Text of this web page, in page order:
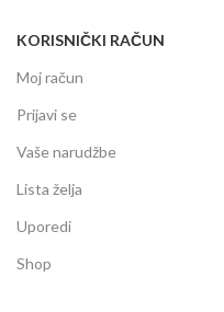
KORISNIČKI RAČUN
Moj račun
Prijavi se
Vaše narudžbe
Lista želja
Uporedi
Shop